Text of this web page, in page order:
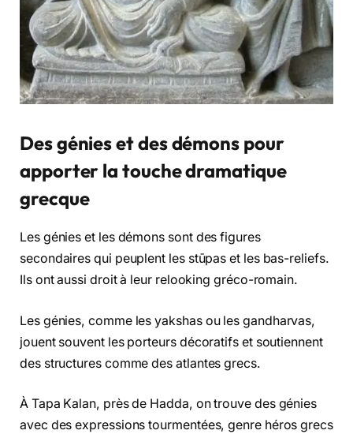
Des génies et des démons pour
apporter la touche dramatique
grecque
Les génies et les démons sont des figures
secondaires qui peuplent les stūpas et les bas-reliefs.
Ils ont aussi droit à leur relooking gréco-romain.
Les génies, comme les yakshas ou les gandharvas,
jouent souvent les porteurs décoratifs et soutiennent
des structures comme des atlantes grecs.
À Tapa Kalan, près de Hadda, on trouve des génies
avec des expressions tourmentées, genre héros grecs